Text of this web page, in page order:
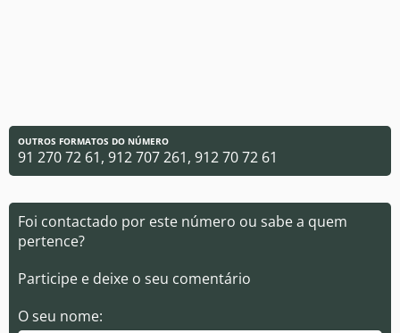
OUTROS FORMATOS DO NÚMERO
91 270 72 61, 912 707 261, 912 70 72 61
Foi contactado por este número ou sabe a quem
pertence?
Participe e deixe o seu comentário
O seu nome: